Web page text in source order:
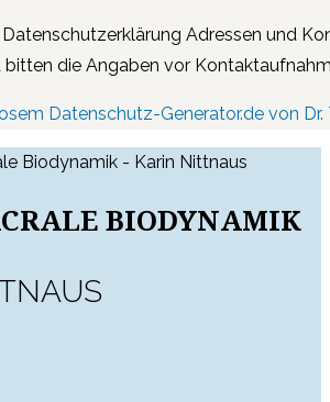
Adressen und
bitten die Angaben vor
Datenschutz-Generator.de von
BIODYNAMIK